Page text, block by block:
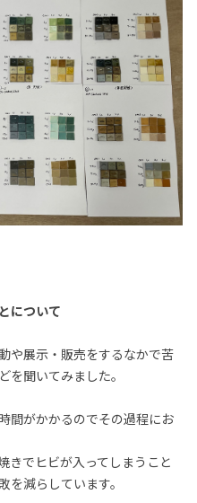
について
や展示・販売をするなかで苦
を聞いてみました。
間がかかるのでその過程にお
きでヒビが入ってしまうこと
減らしています。